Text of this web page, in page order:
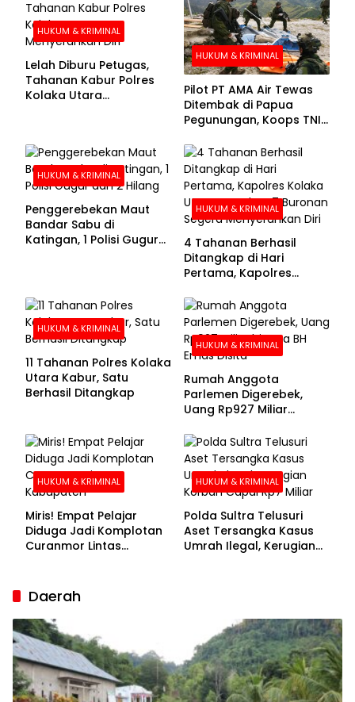
HUKUM & KRIMINAL
Lelah Diburu Petugas,
Tahanan Kabur Polres
Kolaka Utara
HUKUM & KRIMINAL
Pilot PT AMA Air Tewas
Ditembak di Papua
Pegunungan, Koops TNI
Evakuasi Jenazah
Korban
HUKUM & KRIMINAL
Penggerebekan Maut
Bandar Sabu di
Katingan, 1 Polisi Gugur
HUKUM & KRIMINAL
4 Tahanan Berhasil
Ditangkap di Hari
Pertama, Kapolres
Buronan Segera
Menyerahkan Diri
HUKUM & KRIMINAL
11 Tahanan Polres Kolaka
Utara Kabur, Satu
Berhasil Ditangkap
HUKUM & KRIMINAL
Rumah Anggota
Parlemen Digerebek,
Uang Rp927 Miliar
HUKUM & KRIMINAL
Miris! Empat Pelajar
Diduga Jadi Komplotan
Curanmor Lintas
HUKUM & KRIMINAL
Polda Sultra Telusuri
Aset Tersangka Kasus
Umrah Ilegal, Kerugian
Daerah